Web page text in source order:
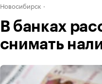
Новосибирск
В банках
снимать